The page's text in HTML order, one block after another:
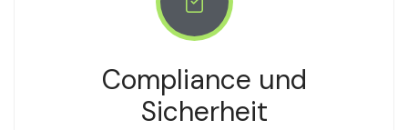
Compliance und
Sicherheit